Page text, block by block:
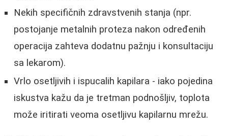
Nekih specifičnih zdravstvenih stanja (npr.
postojanje metalnih proteza nakon određenih
operacija zahteva dodatnu pažnju i konsultaciju
sa lekarom).
Vrlo osetljivih i ispucalih kapilara - iako pojedina
iskustva kažu da je tretman podnošljiv, toplota
može iritirati veoma osetljivu kapilarnu mrežu.